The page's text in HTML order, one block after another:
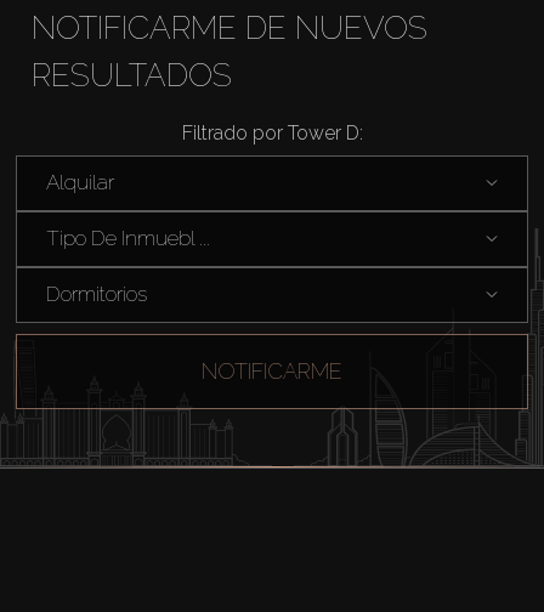
Comprar
Alquilar
Venta
Agentes
NOTIFICARME DE NUEVOS
RESULTADOS
Filtrado por Tower D:
Alquilar
Tipo De Inmuebl ...
Dormitorios
NOTIFICARME